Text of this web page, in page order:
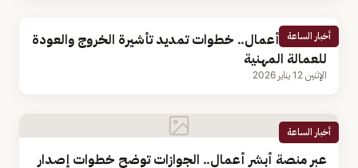
أخبار الساعة
عبر أبشر أعمال.. خطوات تمديد تأشيرة الخروج والعودة
للعمالة المهنية
الإثنين 12 يناير 2026
أخبار الساعة
عبر منصة أبشر أعمال.. الجوازات توضح خطوات إصدار